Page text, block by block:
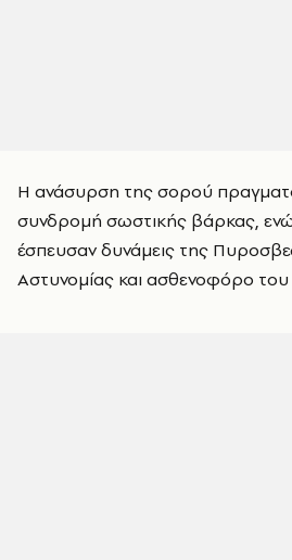
Η ανάσυρση της σορού
συνδρομή σωστικής βάρκας,
έσπευσαν δυνάμεις της
Αστυνομίας και ασθενοφόρο